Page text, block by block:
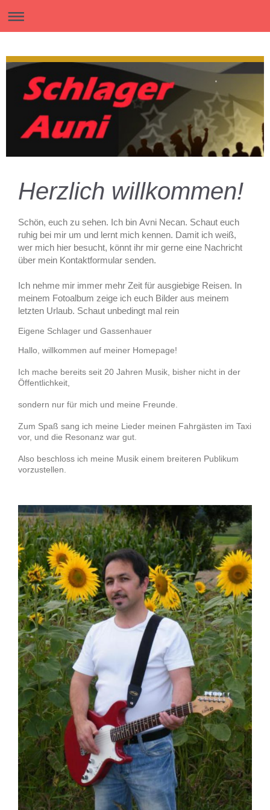
Herzlich willkommen!
Schön, euch zu sehen. Ich bin Avni Necan. Schaut euch
ruhig bei mir um und lernt mich kennen. Damit ich weiß,
wer mich hier besucht, könnt ihr mir gerne eine Nachricht
über mein Kontaktformular senden.
Ich nehme mir immer mehr Zeit für ausgiebige Reisen. In
meinem Fotoalbum zeige ich euch Bilder aus meinem
letzten Urlaub. Schaut unbedingt mal rein
Eigene Schlager und Gassenhauer
Hallo, willkommen auf meiner Homepage!
Ich mache bereits seit 20 Jahren Musik, bisher nicht in der
Öffentlichkeit,
sondern nur für mich und meine Freunde.
Zum Spaß sang ich meine Lieder meinen Fahrgästen im Taxi
vor, und die Resonanz war gut.
Also beschloss ich meine Musik einem breiteren Publikum
vorzustellen.